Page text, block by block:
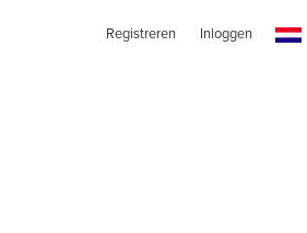
Registreren Inloggen